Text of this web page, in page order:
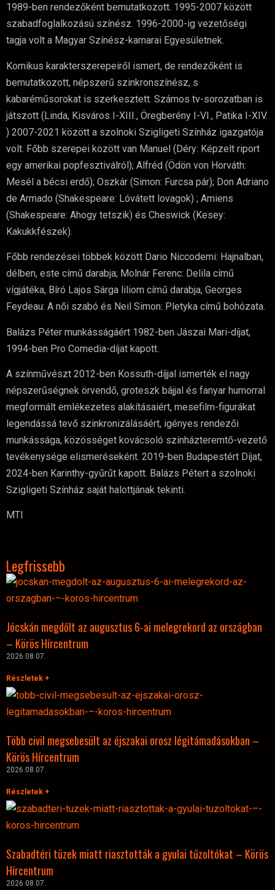
1989-ben rendezőként bemutatkozott. 1995-2007 között
szabadfoglalkozású színész. 1996-2000-ig vezetőségi
tagja volt a Magyar Színész-kamarai Egyesületnek.
Komikus karakterszerepeiről ismert, de rendezőként is
bemutatkozott, népszerű szinkronszínész, s
kabaréműsorokat is szerkesztett. Számos tv-sorozatban is
játszott (Linda, Kisváros I-XIII., Öregberény I-VI., Patika I-XIV.
) 2007-2021 között a szolnoki Szigligeti Színház igazgatója
volt. Főbb szerepei között van Manuel (Déry: Képzelt riport
egy amerikai popfesztiválról); Alfréd (Ödön von Horváth:
Mesél a bécsi erdő); Oszkár (Simon: Furcsa pár); Don Adriano
de Armado (Shakespeare: Lóvátett lovagok) ; Amiens
(Shakespeare: Ahogy tetszik) és Cheswick (Kesey:
Kakukkfészek).
Főbb rendezései többek között Dario Niccodemi: Hajnalban,
délben, este című darabja; Molnár Ferenc: Delila című
vígjátéka, Bíró Lajos Sárga liliom című darabja, Georges
Feydeau: A női szabó és Neil Simon: Pletyka című bohózata.
Balázs Péter munkásságáért 1982-ben Jászai Mari-díjat,
1994-ben Pro Comedia-díjat kapott.
A színművészt 2012-ben Kossuth-díjjal ismerték el nagy
népszerűségnek örvendő, groteszk bájjal és fanyar humorral
megformált emlékezetes alakításaiért, mesefilm-figurákat
legendássá tevő szinkronizálásáért, igényes rendezői
munkássága, közösséget kovácsoló színházteremtő-vezető
tevékenysége elismeréseként. 2019-ben Budapestért Díjat,
2024-ben Karinthy-gyűrűt kapott. Balázs Pétert a szolnoki
Szigligeti Színház saját halottjának tekinti.
MTI
Legfrissebb
Jócskán megdőlt az augusztus 6-ai melegrekord az országban
– Körös Hírcentrum
2026.08.07.
Részletek +
Több civil megsebesült az éjszakai orosz légitámadásokban –
Körös Hírcentrum
2026.08.07.
Részletek +
Szabadtéri tüzek miatt riasztották a gyulai tűzoltókat – Körös
Hírcentrum
2026.08.07.